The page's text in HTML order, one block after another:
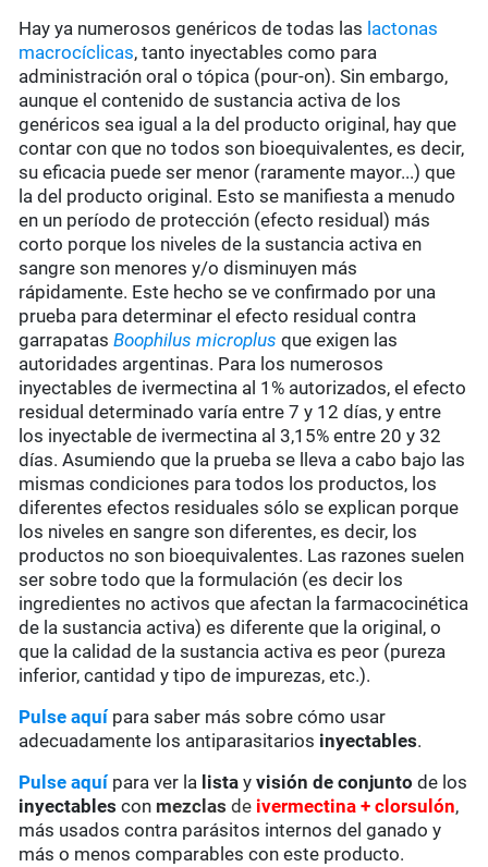
Hay ya numerosos genéricos de todas las lactonas
macrocíclicas, tanto inyectables como para
administración oral o tópica (pour-on). Sin embargo,
aunque el contenido de sustancia activa de los
genéricos sea igual a la del producto original, hay que
contar con que no todos son bioequivalentes, es decir,
su eficacia puede ser menor (raramente mayor...) que
la del producto original. Esto se manifiesta a menudo
en un período de protección (efecto residual) más
corto porque los niveles de la sustancia activa en
sangre son menores y/o disminuyen más
rápidamente. Este hecho se ve confirmado por una
prueba para determinar el efecto residual contra
garrapatasBoophilus microplus que exigen las
autoridades argentinas. Para los numerosos
inyectables de ivermectina al 1% autorizados, el efecto
residual determinado varía entre 7 y 12 días, y entre
los inyectable de ivermectina al 3,15% entre 20 y 32
días. Asumiendo que la prueba se lleva a cabo bajo las
mismas condiciones para todos los productos, los
diferentes efectos residuales sólo se explican porque
los niveles en sangre son diferentes, es decir, los
productos no son bioequivalentes. Las razones suelen
ser sobre todo que la formulación (es decir los
ingredientes no activos que afectan la farmacocinética
de la sustancia activa) es diferente que la original, o
que la calidad de la sustancia activa es peor (pureza
inferior, cantidad y tipo de impurezas, etc.).
Pulse aquípara saber más sobre cómo usar
adecuadamente los antiparasitarios inyectables.
Pulse aquí para ver la lista yvisión de conjunto de los
inyectables con mezclas de ivermectina + clorsulón,
más usados contra parásitos internos del ganado y
más o menos comparables con este producto.